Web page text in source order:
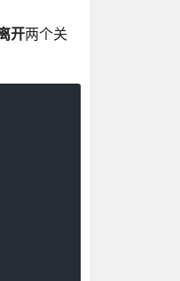
开两个关